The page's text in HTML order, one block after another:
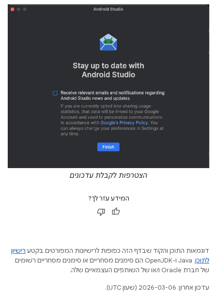
הצטרפות לקבלת עדכונים
המידע עזר לך?
דוגמאות התוכן והקוד שבדף הזה כפופות לרישיונות המפורטים בקטע רישיון
לתוכן
.‏ Java ו-OpenJDK הם סימנים מסחריים או סימנים מסחריים רשומים
של חברת Oracle ו/או של השותפים העצמאיים שלה.
עדכון אחרון: 2026-03-06 (שעון UTC).